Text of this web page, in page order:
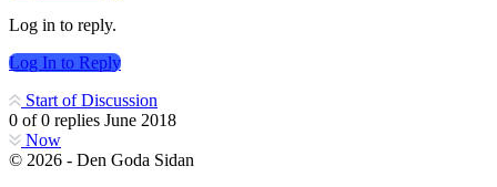
Log in to reply.
Log In to Reply
Start of Discussion
0 of0 replies June 2018
Now
© 2026 - Den Goda Sidan